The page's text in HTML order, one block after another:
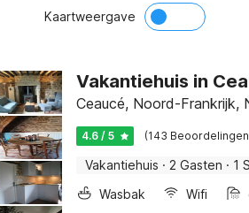
Kaartweergave
Vakantiehuis in
Ceaucé, Noord-Frankrijk,
4.6 / 5 (143
Vakantiehuis · 2 Gasten · 1
Wasbak
Wifi